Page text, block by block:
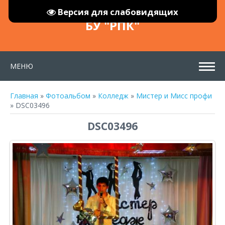
Версия для слабовидящих
БУ "РПК"
МЕНЮ
Главная » Фотоальбом » Колледж » Мистер и Мисс профи
» DSC03496
DSC03496